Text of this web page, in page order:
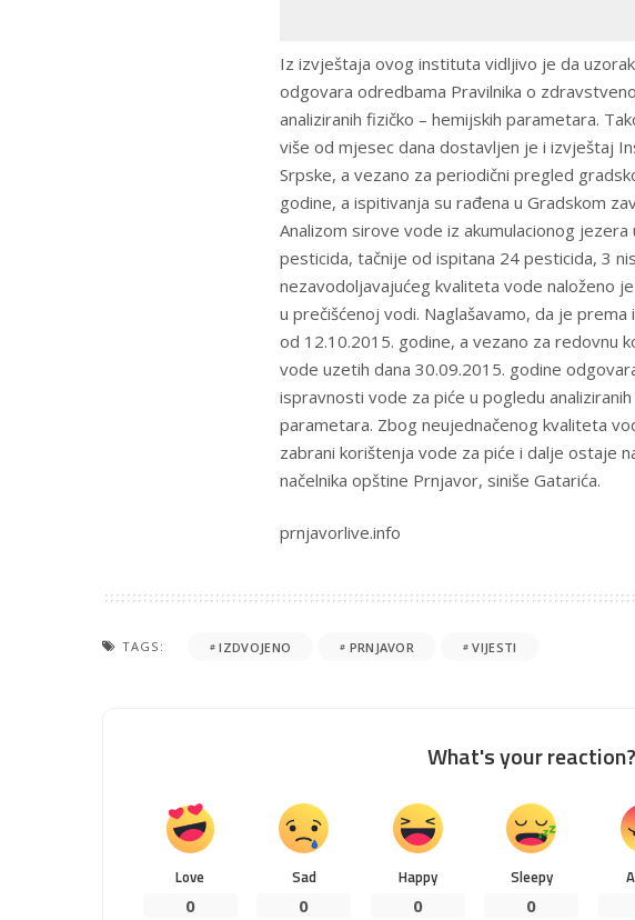
Iz izvještaja ovog instituta vidljivo je da
odgovara odredbama Pravilnika o
analiziranih fizičko – hemijskih parametara.
više od mjesec dana dostavljen je i izvještaj
Srpske, a vezano za periodični pregled
godine, a ispitivanja su rađena u Gradskom
Analizom sirove vode iz akumulacionog
pesticida, tačnije od ispitana 24 pesticida, 3
nezavodoljavajućeg kvaliteta vode naloženo
u prečišćenoj vodi. Naglašavamo, da je
od 12.10.2015. godine, a vezano za redovnu
vode uzetih dana 30.09.2015. godine
ispravnosti vode za piće u pogledu
parametara. Zbog neujednačenog kvaliteta
zabrani korištenja vode za piće i dalje ostaje
načelnika opštine Prnjavor, siniše Gatarića.
prnjavorlive.info
TAGS: IZDVOJENO PRNJAVOR VIJESTI
What's your reaction?
Love
0
Sad
0
Happy
0
Sleepy
0